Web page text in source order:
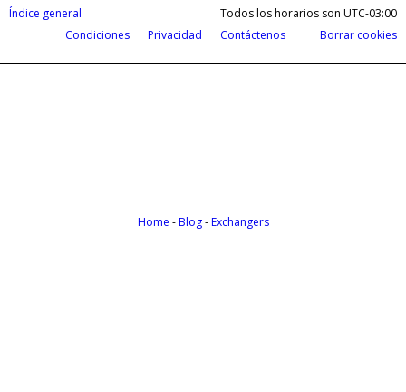
Índice general Todos los horarios son UTC-03:00
Borrar cookies
Contáctenos
Privacidad
Condiciones
Home -Blog-Exchangers